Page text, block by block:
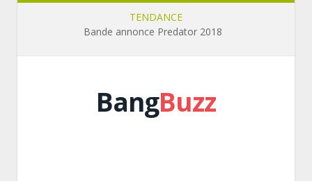
TENDANCE
Bande annonce Predator 2018
BangBuzz